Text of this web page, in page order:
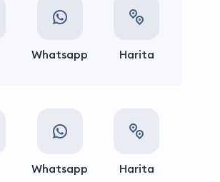
Whatsapp Harita
Whatsapp Harita